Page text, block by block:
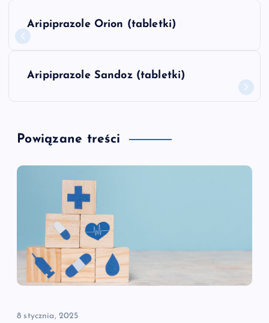
a
g
a
a
w
p
Aripiprazole Orion (tabletki)
Aripiprazole Sandoz (tabletki)
Powiązane treści
8 stycznia, 2025